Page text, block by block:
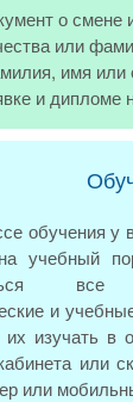
о смене
или
имя или
и дипломе
обучения у
учебный
все
и
их изучать в
или
или